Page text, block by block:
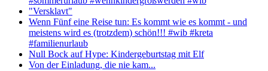
"Versklavt"
Wenn Fünf eine Reise tun: Es kommt wie es kommt - und
meistens wird es (trotzdem) schön!!! #wib #kreta
#familienurlaub
Null Bock auf Hype: Kindergeburtstag mit Elf
Von der Einladung, die nie kam...